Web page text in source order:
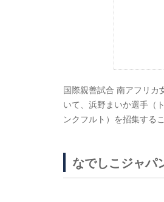
国際親善試合 南アフリカ
いて、浜野まいか選手（
ンクフルト）を招集する
なでしこジャパ